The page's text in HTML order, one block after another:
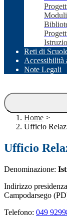
Reti di
Accessibilità
Note Legali
Home >
Ufficio
Ufficio
Denominazione:
Indirizzo
Campodarsego
Telefono: 049